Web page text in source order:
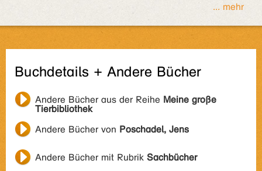
... mehr
Buchdetails + Andere Bücher
Andere Bücher aus der Reihe Meine große
Tierbibliothek
Andere Bücher von Poschadel, Jens
Andere Bücher mit Rubrik Sachbücher